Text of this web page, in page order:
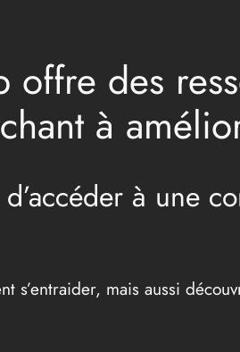
offre des
à
à une
s’entraider, mais aussi